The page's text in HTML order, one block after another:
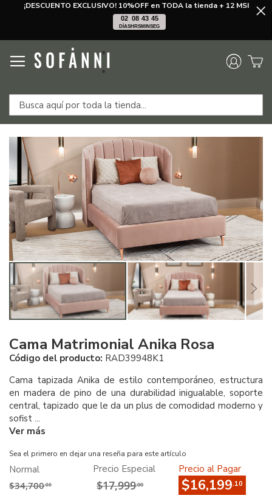
al
contenido
Cama Matrimonial Anika Rosa
Código del producto: RAD39948K1
Cama tapizada Anika de estilo contemporáneo, estructura
en madera de pino de una durabilidad inigualable, soporte
central, tapizado que le da un plus de comodidad moderno y
sofist ...
Ver más
Sea el primero en dejar una reseña para este artículo
Normal
$34,700.00
Precio Especial
$17,999.00
Precio al Pagar
$16,199.10
Saltar
final
de
la
galería
de
imágenes
Saltar
comienzo
de
la
galería
de
imágenes
¡DESCUENTO EXCLUSIVO! 10%OFF en TODA la tienda + 12 MSI
02
DÍAS
08
HRS
43
MIN
45
SEG